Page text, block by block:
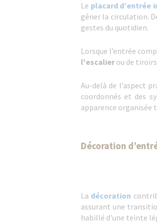
Le placard d’entrée
gêner la circulation.
gestes du quotidien.
Lorsque l’entrée
l'escalier ou de
Au-delà de l’aspect
coordonnés et des
apparence
Décoration
La décoration
assurant une
habillé d'une teinte